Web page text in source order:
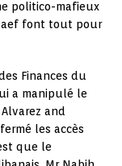
politico-mafieux
font tout pour
Finances du
a manipulé le
and
les accès
que le